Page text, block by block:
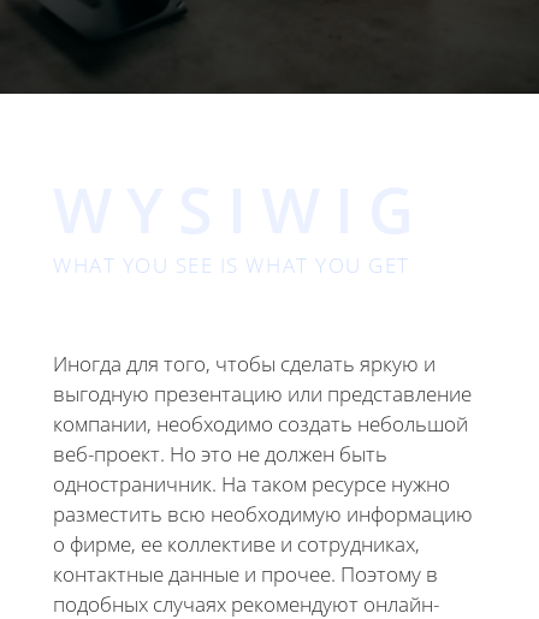
WHAT YOU SEE IS WHAT YOU GET
Иногда для того, чтобы сделать яркую и
выгодную презентацию или представление
компании, необходимо создать небольшой
веб-проект. Но это не должен быть
одностраничник. На таком ресурсе нужно
разместить всю необходимую информацию
о фирме, ее коллективе и сотрудниках,
контактные данные и прочее. Поэтому в
подобных случаях рекомендуют онлайн-